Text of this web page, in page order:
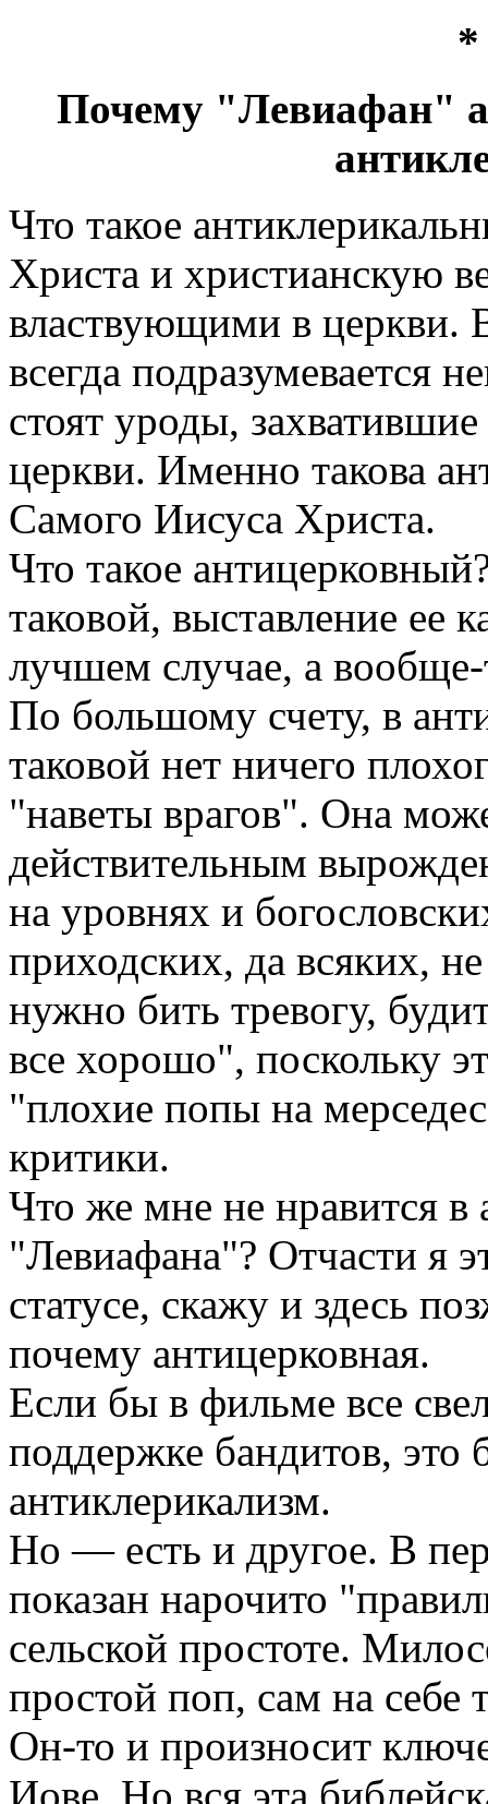
Почему "Левиафан"
Что такое
Христа и христианскую
властвующими в церкви.
всегда подразумевается
стоят уроды,
церкви. Именно такова
Самого Иисуса Христа.
Что такое
таковой, выставление ее
лучшем случае, а вообще-
По большому счету, в
таковой нет ничего
"наветы врагов". Она
действительным
на уровнях и
приходских, да всяких,
нужно бить тревогу,
все хорошо", поскольку
"плохие попы на
критики.
Что же мне не нравится в
"Левиафана"? Отчасти я
статусе, скажу и здесь
почему антицерковная.
Если бы в фильме все
поддержке бандитов,
антиклерикализм.
Но — есть и другое. В
показан нарочито
сельской простоте.
простой поп, сам на себе
Он-то и произносит
Иове. Но вся эта